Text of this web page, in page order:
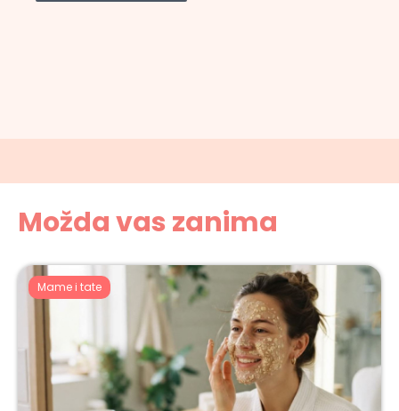
Možda vas zanima
Mame i tate